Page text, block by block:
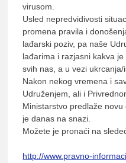
virusom.
Usled nepredvidivosti
promena pravila i
lađarski poziv, pa naše
lađarima i razjasni kakva
svih nas, a u vezi
Nakon nekog vremena i
Udruženjem, ali i
Ministarstvo predlaže
je danas na snazi.
Možete je pronaći na
http://www.pravno-